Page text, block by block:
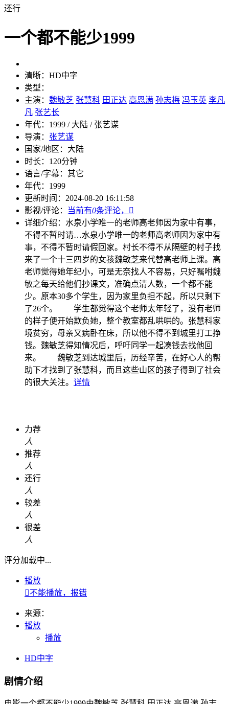
还行
一个都不能少1999
清晰： HD中字
类型：
主演： 魏敏芝 张慧科 田正达 高恩满 孙志梅 冯玉英 李凡
凡 张艺长
年代： 1999 / 大陆 / 张艺谋
导演： 张艺谋
国家/地区： 大陆
时长： 120分钟
语言/字幕： 其它
年代： 1999
更新时间： 2024-08-20 16:11:58
影视/评论：
当前有0条评论，

详细介绍： 水泉小学唯一的老师高老师因为家中有事，
不得不暂时请…水泉小学唯一的老师高老师因为家中有
事，不得不暂时请假回家。村长不得不从隔壁的村子找
来了一个十三四岁的女孩魏敏芝来代替高老师上课。高
老师觉得她年纪小，可是无奈找人不容易，只好嘱咐魏
敏之每天给他们抄课文，准确点清人数，一个都不能
少。原本30多个学生，因为家里负担不起，所以只剩下
了26个。 学生都觉得这个老师太年轻了，没有老师
的样子便开始欺负她，整个教室都乱哄哄的。张慧科家
境贫穷，母亲又病卧在床，所以他不得不到城里打工挣
钱。魏敏芝得知情况后，呼吁同学一起凑钱去找他回
来。 魏敏芝到达城里后，历经辛苦，在好心人的帮
助下才找到了张慧科，而且这些山区的孩子得到了社会
的很大关注。 详情
力荐
人
推荐
人
还行
人
较差
人
很差
人
评分加载中...
播放
不能播放，报错
来源：
播放
播放
HD中字
剧情介绍